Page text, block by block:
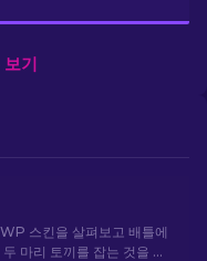
기
스킨을 살펴보고 배틀에
마리 토끼를 잡는 것을 좋